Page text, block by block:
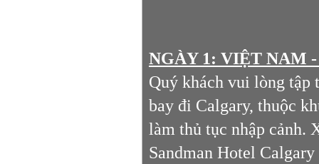
NGÀY 1: VIỆT NAM
Quý khách vui lòng tập
bay đi Calgary, thuộc
làm thủ tục nhập cảnh.
Sandman Hotel